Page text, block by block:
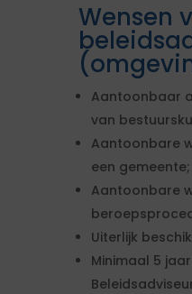
Wensen
Aantoonbaar
van
Aantoonbare
een gemeente;
Aantoonbare
Uiterlijk
Minimaal 5